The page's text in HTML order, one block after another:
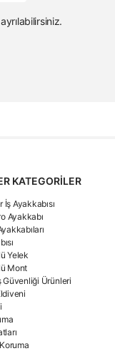
KATEGORİLER
Ayakkabısı
Ayakkabı
Yelek
Mont
Güvenliği Ürünleri